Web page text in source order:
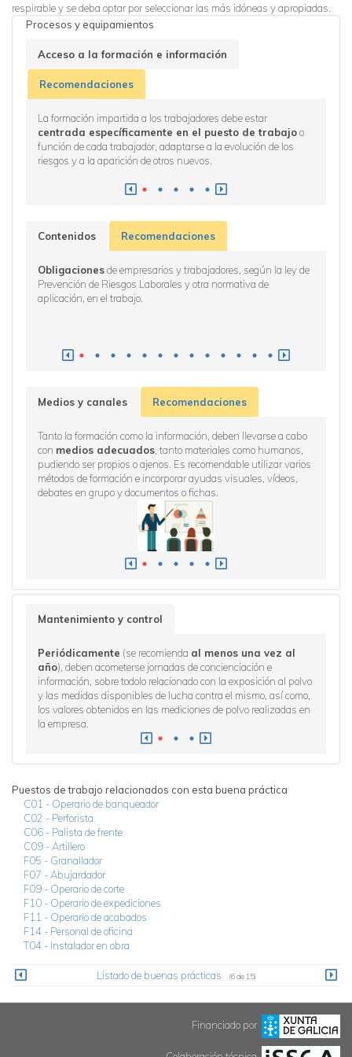
respirable y se deba optar por seleccionar las más idóneas y apropiadas.
Procesos y equipamientos
Acceso a la formación e información
Recomendaciones
La formación impartida a los trabajadores debe estar
centrada específicamente en el puesto de trabajoo
función de cada trabajador, adaptarse a la evolución de los
riesgos y a la aparición de otros nuevos.
Contenidos Recomendaciones
Obligacionesde empresarios y trabajadores, según la ley de
Prevención de Riesgos Laborales y otra normativa de
aplicación, en el trabajo.
Medios y canales Recomendaciones
Tanto la formación como la información, deben llevarse a cabo
con medios adecuados , tanto materiales como humanos,
pudiendo ser propios o ajenos. Es recomendable utilizar varios
métodos de formación e incorporar ayudas visuales, vídeos,
debates en grupo y documentos o fichas.
Mantenimiento y control
Periódicamente (se recomienda al menos una vez al
año), deben acometerse jornadas de concienciación e
información, sobre todolo relacionado con la exposición al polvo
y las medidas disponibles de lucha contra el mismo, así como,
los valores obtenidos en las mediciones de polvo realizadas en
la empresa.
Puestos de trabajo relacionados con esta buena práctica
C01 - Operario de banqueador
C02 - Perforista
C06 - Palista de frente
C09 - Artillero
F05 - Granallador
F07 - Abujardador
F09 - Operario de corte
F10 - Operario de expediciones
F11 - Operario de acabados
F14 - Personal de oficina
T04 - Instalador en obra
Listado de buenas prácticas (6 de 15)
Financiado por